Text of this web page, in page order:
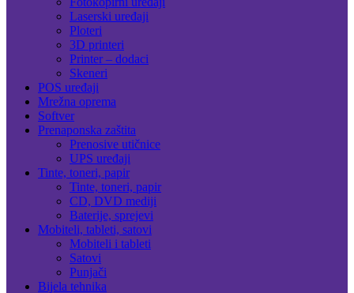
Laserski uređaji
Ploteri
3D printeri
Printer – dodaci
Skeneri
POS uređaji
Mrežna oprema
Softver
Prenaponska zaštita
Prenosive utičnice
UPS uređaji
Tinte, toneri, papir
Tinte, toneri, papir
CD, DVD mediji
Baterije, sprejevi
Mobiteli, tableti, satovi
Mobiteli i tableti
Satovi
Punjači
Bijela tehnika